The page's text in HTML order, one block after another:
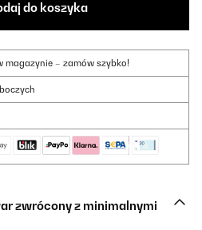
do koszyka
magazynie – zamów szybko!
zwrócony z minimalnymi